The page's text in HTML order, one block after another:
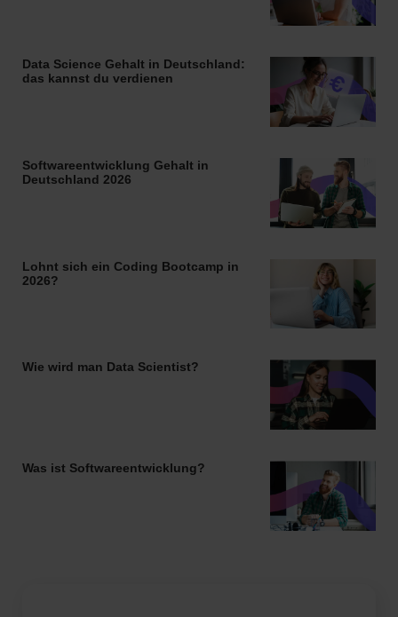
Data Science Gehalt in Deutschland:
das kannst du verdienen
Softwareentwicklung Gehalt in
Deutschland 2026
Lohnt sich ein Coding Bootcamp in
2026?
Wie wird man Data Scientist?
Was ist Softwareentwicklung?